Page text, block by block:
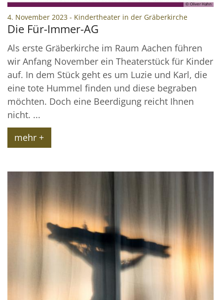
© Oliver Hahn
4. November 2023 - Kindertheater in der Gräberkirche:
Die Für-Immer-AG
Als erste Gräberkirche im Raum Aachen führen
wir Anfang November ein Theaterstück für Kinder
auf. In dem Stück geht es um Luzie und Karl, die
eine tote Hummel finden und diese begraben
möchten. Doch eine Beerdigung reicht Ihnen
nicht. ...
mehr +